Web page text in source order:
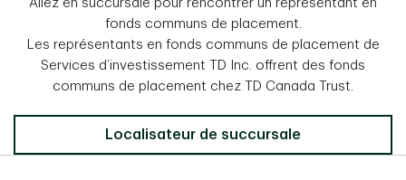
Allez en succursale pour rencontrer un représentant en
fonds communs de placement.
Les représentants en fonds communs de placement de
Services d’investissement TD Inc. offrent des fonds
communs de placement chez TD Canada Trust.
Localisateur de succursale